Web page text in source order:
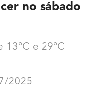
no sábado
13°C e 29°C
2025